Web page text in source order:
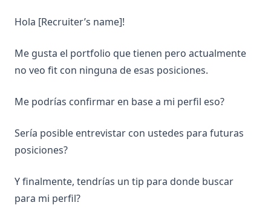
Hola [Recruiter’s name]!
Me gusta el portfolio que tienen pero actualmente
no veo fit con ninguna de esas posiciones.
Me podrías confirmar en base a mi perfil eso?
Sería posible entrevistar con ustedes para futuras
posiciones?
Y finalmente, tendrías un tip para donde buscar
para mi perfil?